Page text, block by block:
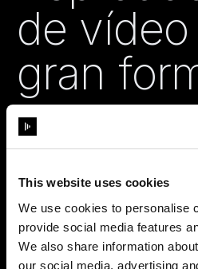
This website uses cookies
We use cookies to personalise
provide social media features
We also share information
our social media, advertising
de
gran
Reproduce archivos de
proyectalos sin esfuerzo en